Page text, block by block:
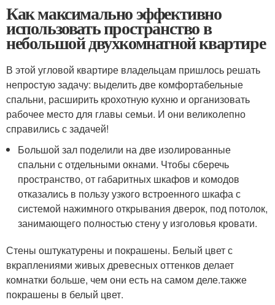
Как максимально эффективно
использовать пространство в
небольшой двухкомнатной квартире
В этой угловой квартире владельцам пришлось решать
непростую задачу: выделить две комфортабельные
спальни, расширить крохотную кухню и организовать
рабочее место для главы семьи. И они великолепно
справились с задачей!
Большой зал поделили на две изолированные
спальни с отдельными окнами. Чтобы сберечь
пространство, от габаритных шкафов и комодов
отказались в пользу узкого встроенного шкафа с
системой нажимного открывания дверок, под потолок,
занимающего полностью стену у изголовья кровати.
Стены оштукатурены и покрашены. Белый цвет с
вкраплениями живых древесных оттенков делает
комнатки больше, чем они есть на самом деле.также
покрашены в белый цвет.